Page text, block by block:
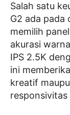
Salah satu
G2 ada pada
memilih
akurasi
IPS 2.5K
ini
kreatif